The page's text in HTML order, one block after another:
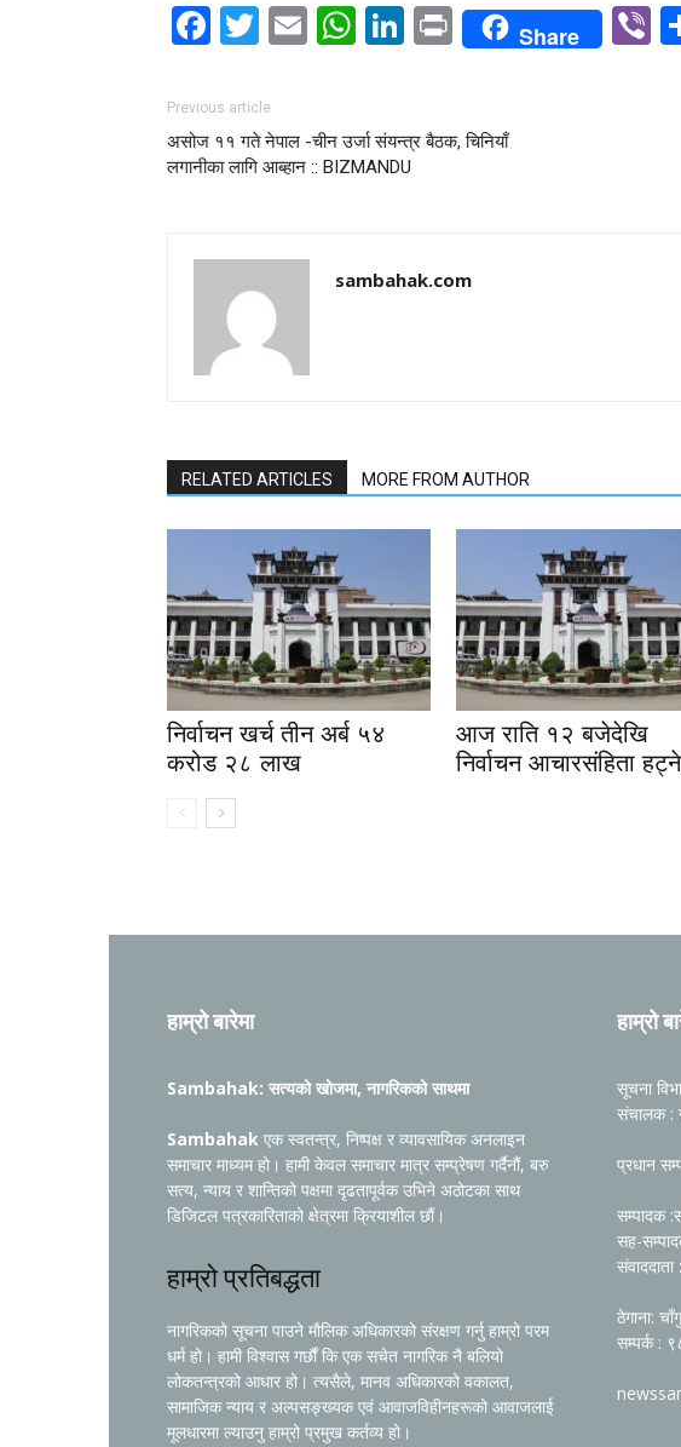
Facebook
Twitter
EmailWhatsApp
LinkedIn
PrintShare
Previous article
असोज ११ गते नेपाल -चीन उर्जा संयन्त्र बैठक, चिनियाँ
लगानीका लागि आब्हान :: BIZMANDU
sambahak.com
RELATED ARTICLES MORE FROM AUTHOR
निर्वाचन खर्च तीन अर्ब ५४
करोड २८ लाख
आज राति १२ बजेदेखि
निर्वाचन आचारसंहिता हट्ने
हाम्रो बारेमा
Sambahak: सत्यको खोजमा, नागरिकको साथमा
Sambahak एक स्वतन्त्र, निष्पक्ष र व्यावसायिक अनलाइन
समाचार माध्यम हो। हामी केवल समाचार मात्र सम्प्रेषण गर्दैनौं, बरु
सत्य, न्याय र शान्तिको पक्षमा दृढतापूर्वक उभिने अठोटका साथ
डिजिटल पत्रकारिताको क्षेत्रमा क्रियाशील छौं।
हाम्रो प्रतिबद्धता
नागरिकको सूचना पाउने मौलिक अधिकारको संरक्षण गर्नु हाम्रो परम
धर्म हो। हामी विश्वास गर्छौं कि एक सचेत नागरिक नै बलियो
लोकतन्त्रको आधार हो। त्यसैले, मानव अधिकारको वकालत,
सामाजिक न्याय र अल्पसङ्ख्यक एवं आवाजविहीनहरूको आवाजलाई
मूलधारमा ल्याउनु हाम्रो प्रमुख कर्तव्य हो।
हाम्रो
सूचना
संचालक :
प्रधान
सम्पादक
सह-
ठेगाना:
सम्पर्क :